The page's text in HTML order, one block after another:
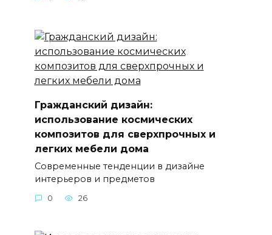
Гражданский дизайн:
использование космических
композитов для сверхпрочных и
легких мебели дома
Современные тенденции в дизайне
интерьеров и предметов
0 26